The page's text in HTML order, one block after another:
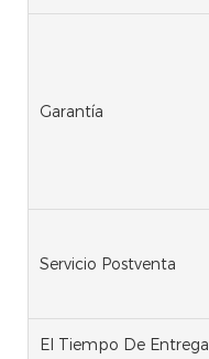
Garantía
Servicio Postventa
El Tiempo De Entrega